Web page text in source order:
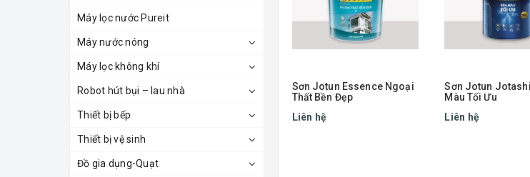
Máy lọc nước Pureit
Máy nước nóng
Máy lọc không khí
Robot hút bụi – lau nhà
Thiết bị bếp
Thiết bị vệ sinh
Đồ gia dụng-Quạt
Sơn Jotun Essence Ngoại
Thất Bền Đẹp
Liên hệ
Sơn Jotun
Màu Tối Ưu
Liên hệ